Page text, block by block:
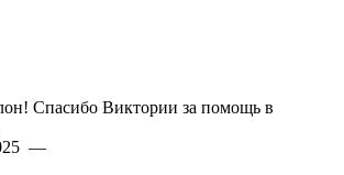
Спасибо Виктории за помощь в
—